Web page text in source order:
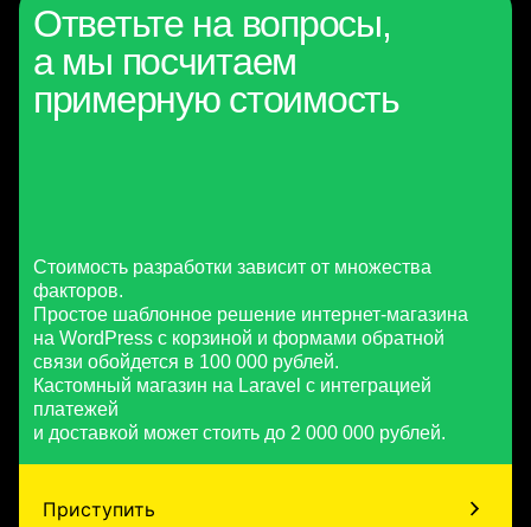
Ответьте на вопросы,
а мы посчитаем
примерную стоимость
Стоимость разработки зависит от множества
факторов.
Простое шаблонное решение интернет-магазина
на WordPress с корзиной и формами обратной
связи обойдется в 100 000 рублей.
Кастомный магазин на Laravel с интеграцией
платежей
и доставкой может стоить до 2 000 000 рублей.
Приступить